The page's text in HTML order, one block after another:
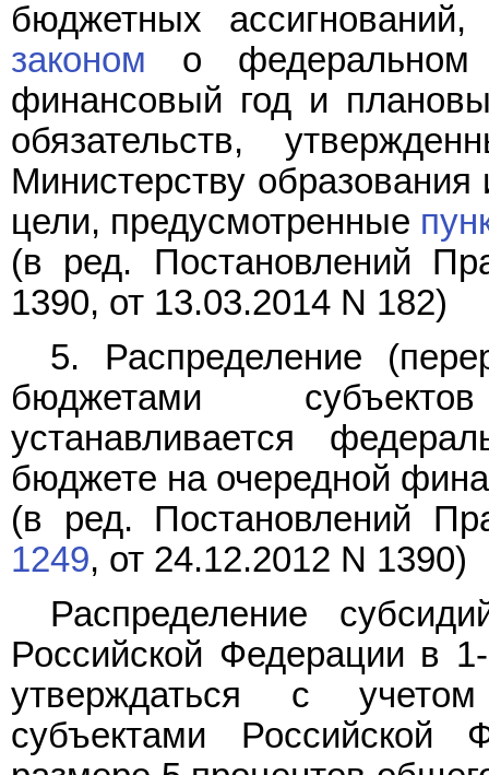
бюджетных
законом о федеральном
финансовый год и
обязательств,
Министерству
цели, предусмотренные
(в ред. Постановлений
1390, от 13.03.2014 N 182)
5. Распределение
бюджетами
устанавливается
бюджете на очередной
(в ред. Постановлений
1249, от 24.12.2012 N 1390)
Распределение
Российской Федерации в
утверждаться с
субъектами